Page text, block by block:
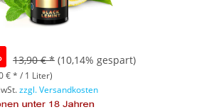
13,90 € * (10,14% gespart)
€ * / 1 Liter)
zzgl. Versandkosten